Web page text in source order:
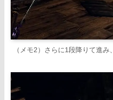
（メモ2）さらに1段降りて進